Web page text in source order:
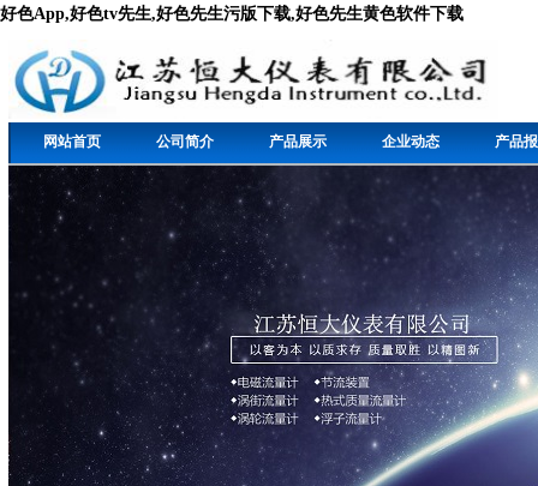
好色App,好色tv先生,好色先生污版下载,好色先生黄色软件下载
网站首页 公司简介 产品展示 企业动态 产品